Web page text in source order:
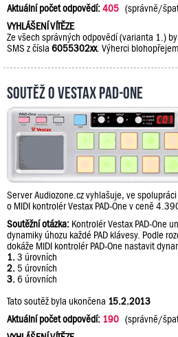
Aktuální počet odpovědí:405 (správně/
VYHLÁŠENÍ VÍTĚZE
Ze všech správných odpovědí (varianta 1.)
SMS z čísla 6055302xx. Výherci
Soutěž o Vestax PAD-One
Server Audiozone.cz vyhlašuje, ve
o MIDI kontrolér Vestax PAD-One v ceně
Soutěžní otázka: Kontrolér Vestax PAD-One
dynamiky úhozu každé PAD klávesy. Podle
dokáže MIDI kontrolér PAD-One nastavit
1. 3 úrovních
2. 5 úrovních
3. 6 úrovních
Tato soutěž byla ukončena 15.2.2013
Aktuální počet odpovědí: 190 (správně/